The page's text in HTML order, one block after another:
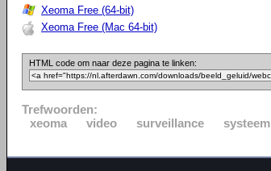
Xeoma Free (64-bit)
Xeoma Free (Mac 64-bit)
HTML code om naar deze pagina te linken:
Trefwoorden:
xeoma
video surveillance systeem